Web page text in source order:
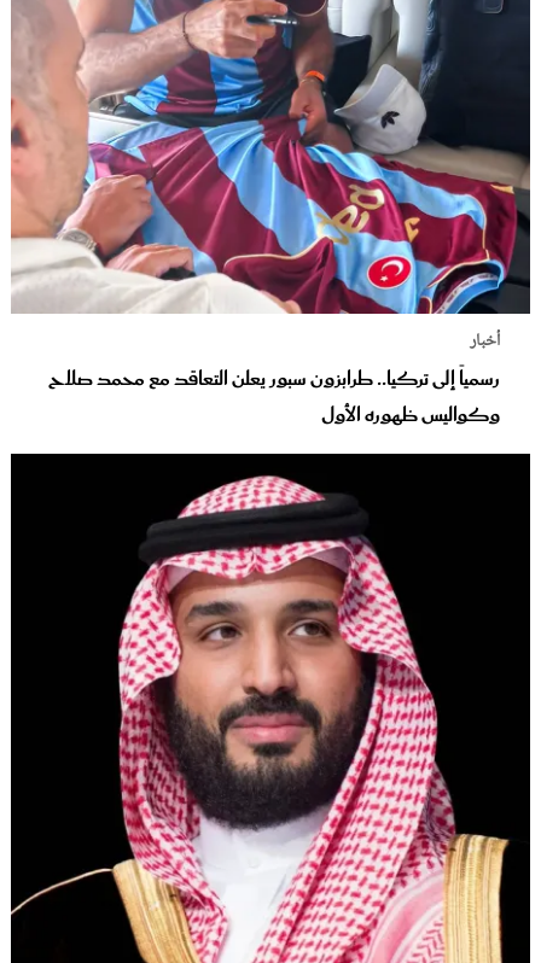
أخبار
رسمياً إلى تركيا.. طرابزون سبور يعلن التعاقد مع محمد صلاح
وكواليس ظهوره الأول